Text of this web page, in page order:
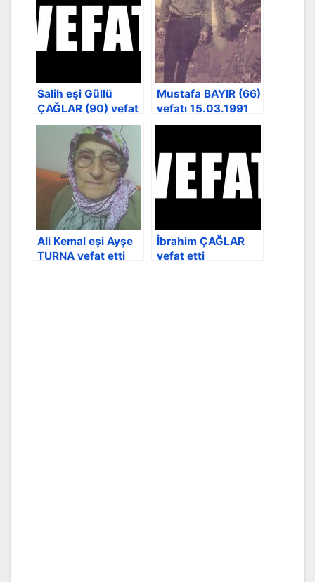
Salih eşi Güllü
ÇAĞLAR (90) vefat
etti
Mustafa BAYIR (66)
vefatı 15.03.1991
Ali Kemal eşi Ayşe
TURNA vefat etti
İbrahim ÇAĞLAR
vefat etti